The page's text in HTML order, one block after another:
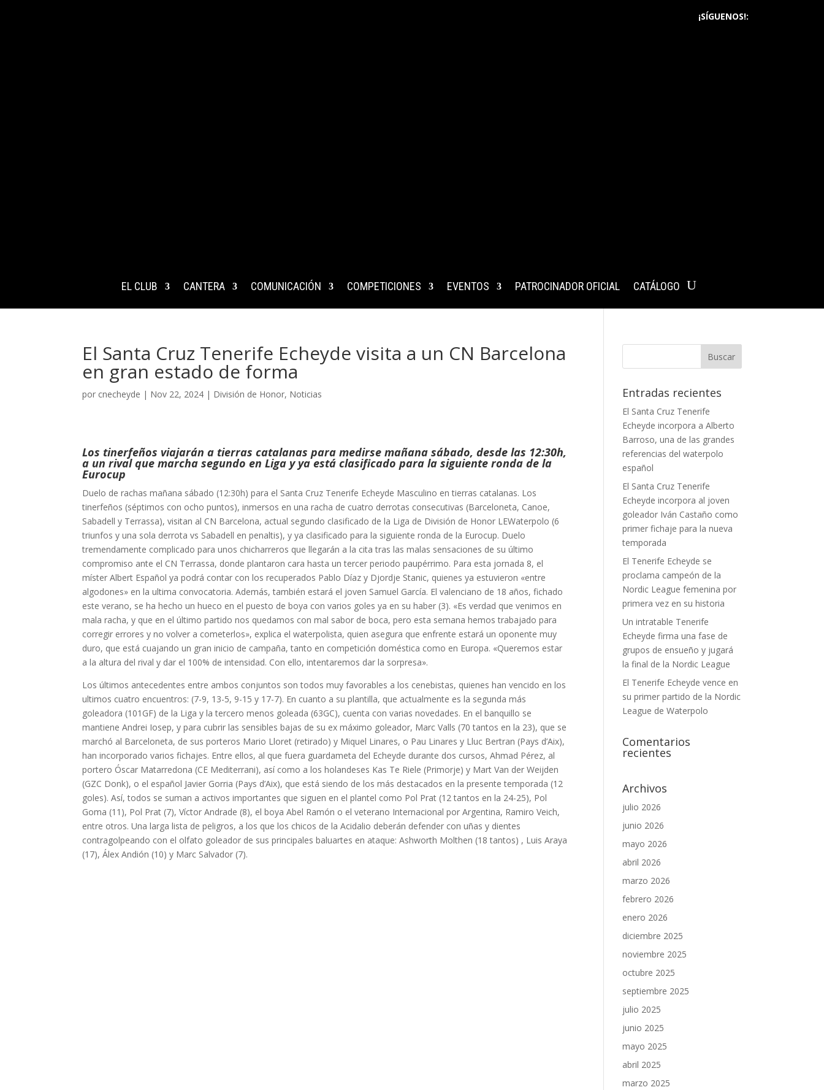
¡SÍGUENOS!:
EL CLUB CANTERA COMUNICACIÓN COMPETICIONES EVENTOS PATROCINADOR OFICIAL CATÁLOGO
El Santa Cruz Tenerife Echeyde visita a un CN Barcelona
en gran estado de forma
por cnecheyde | Nov 22, 2024 | División de Honor, Noticias
Los tinerfeños viajarán a tierras catalanas para medirse mañana sábado, desde las 12:30h,
a un rival que marcha segundo en Liga y ya está clasificado para la siguiente ronda de la
Eurocup
Duelo de rachas mañana sábado (12:30h) para el Santa Cruz Tenerife Echeyde Masculino en tierras catalanas. Los
tinerfeños (séptimos con ocho puntos), inmersos en una racha de cuatro derrotas consecutivas (Barceloneta, Canoe,
Sabadell y Terrassa), visitan al CN Barcelona, actual segundo clasificado de la Liga de División de Honor LEWaterpolo (6
triunfos y una sola derrota vs Sabadell en penaltis), y ya clasificado para la siguiente ronda de la Eurocup. Duelo
tremendamente complicado para unos chicharreros que llegarán a la cita tras las malas sensaciones de su último
compromiso ante el CN Terrassa, donde plantaron cara hasta un tercer periodo paupérrimo. Para esta jornada 8, el
míster Albert Español ya podrá contar con los recuperados Pablo Díaz y Djordje Stanic, quienes ya estuvieron «entre
algodones» en la ultima convocatoria. Además, también estará el joven Samuel García. El valenciano de 18 años, fichado
este verano, se ha hecho un hueco en el puesto de boya con varios goles ya en su haber (3). «Es verdad que venimos en
mala racha, y que en el último partido nos quedamos con mal sabor de boca, pero esta semana hemos trabajado para
corregir errores y no volver a cometerlos», explica el waterpolista, quien asegura que enfrente estará un oponente muy
duro, que está cuajando un gran inicio de campaña, tanto en competición doméstica como en Europa. «Queremos estar
a la altura del rival y dar el 100% de intensidad. Con ello, intentaremos dar la sorpresa».
Los últimos antecedentes entre ambos conjuntos son todos muy favorables a los cenebistas, quienes han vencido en los
ultimos cuatro encuentros: (7-9, 13-5, 9-15 y 17-7). En cuanto a su plantilla, que actualmente es la segunda más
goleadora (101GF) de la Liga y la tercero menos goleada (63GC), cuenta con varias novedades. En el banquillo se
mantiene Andrei Iosep, y para cubrir las sensibles bajas de su ex máximo goleador, Marc Valls (70 tantos en la 23), que se
marchó al Barceloneta, de sus porteros Mario Lloret (retirado) y Miquel Linares, o Pau Linares y Lluc Bertran (Pays d’Aix),
han incorporado varios fichajes. Entre ellos, al que fuera guardameta del Echeyde durante dos cursos, Ahmad Pérez, al
portero Óscar Matarredona (CE Mediterrani), así como a los holandeses Kas Te Riele (Primorje) y Mart Van der Weijden
(GZC Donk), o el español Javier Gorria (Pays d’Aix), que está siendo de los más destacados en la presente temporada (12
goles). Así, todos se suman a activos importantes que siguen en el plantel como Pol Prat (12 tantos en la 24-25), Pol
Goma (11), Pol Prat (7), Víctor Andrade (8), el boya Abel Ramón o el veterano Internacional por Argentina, Ramiro Veich,
entre otros. Una larga lista de peligros, a los que los chicos de la Acidalio deberán defender con uñas y dientes
contragolpeando con el olfato goleador de sus principales baluartes en ataque: Ashworth Molthen (18 tantos) , Luis Araya
(17), Álex Andión (10) y Marc Salvador (7).
Entradas recientes
El Santa Cruz Tenerife
Echeyde incorpora a Alberto
Barroso, una de las grandes
referencias del waterpolo
español
El Santa Cruz Tenerife
Echeyde incorpora al joven
goleador Iván Castaño como
primer fichaje para la nueva
temporada
El Tenerife Echeyde se
proclama campeón de la
Nordic League femenina por
primera vez en su historia
Un intratable Tenerife
Echeyde firma una fase de
grupos de ensueño y jugará
la final de la Nordic League
El Tenerife Echeyde vence en
su primer partido de la Nordic
League de Waterpolo
Comentarios
recientes
Archivos
julio 2026
junio 2026
mayo 2026
abril 2026
marzo 2026
febrero 2026
enero 2026
diciembre 2025
noviembre 2025
octubre 2025
septiembre 2025
julio 2025
junio 2025
mayo 2025
abril 2025
marzo 2025